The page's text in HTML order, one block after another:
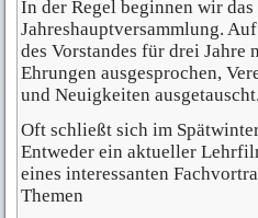
In der Regel beginnen wir
Jahreshauptversammlung.
des Vorstandes für drei Jahre
Ehrungen ausgesprochen,
und Neuigkeiten ausgetauscht.
Oft schließt sich im
Entweder ein aktueller
eines interessanten
Themen